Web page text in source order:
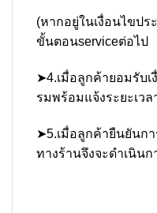
(หากอยู่ในเงื่อนไขป
ขั้นตอนserviceต่อไป
➤4.เมื่อลูกค้ายอมรับเ
รมพร้อมแจ้งระยะเว
➤5.เมื่อลูกค้ายืนยันก
ทางร้านจึงจะดำเนิน